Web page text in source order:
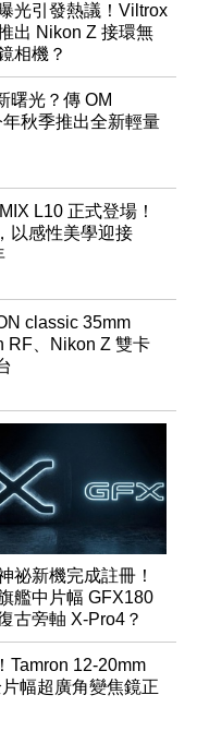
光引發熱議！Viltrox
出 Nikon Z 接環無
相機？
曙光？傳 OM
秋季推出全新輕量
L10 正式登場！
以感性美學迎接
classic 35mm
RF、Nikon Z 雙卡
祕新機完成註冊！
艦中片幅 GFX180
古旁軸 X-Pro4？
Tamron 12-20mm
幅超廣角變焦鏡正